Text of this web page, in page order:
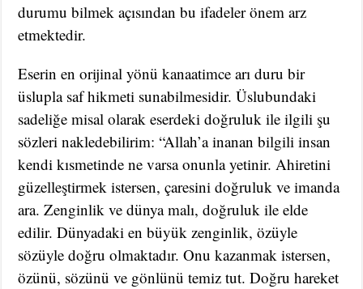
durumu bilmek açısından bu ifadeler önem arz
etmektedir.
Eserin en orijinal yönü kanaatimce arı duru bir
üslupla saf hikmeti sunabilmesidir. Üslubundaki
sadeliğe misal olarak eserdeki doğruluk ile ilgili şu
sözleri nakledebilirim: “Allah’a inanan bilgili insan
kendi kısmetinde ne varsa onunla yetinir. Ahiretini
güzelleştirmek istersen, çaresini doğruluk ve imanda
ara. Zenginlik ve dünya malı, doğruluk ile elde
edilir. Dünyadaki en büyük zenginlik, özüyle
sözüyle doğru olmaktadır. Onu kazanmak istersen,
özünü, sözünü ve gönlünü temiz tut. Doğru hareket